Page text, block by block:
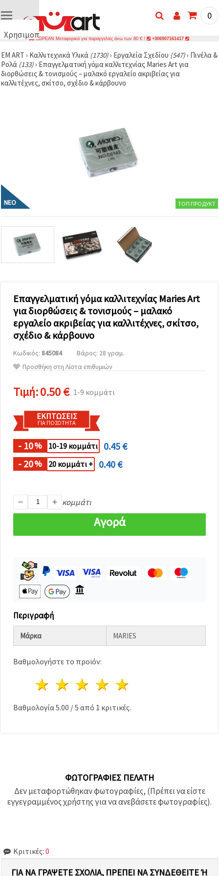
Χρησιμοποιούμε
🍪
Χρησιμοποιούμε
cookies και
παρόμοιες
συγκατάθεσή
σας, να
αναλύουμε
την
προβάλλουμε
πιο σχετικό
περιεχόμενο
και
συνεργατών
μας για
αναλύσεις
μάρκετινγκ.
Μπορείτε
συμφωνήσετε
όλα τα
cookies
κλικ στον
ιστότοπο!
καθορίστε
προτιμήσεις
σας στις
ρυθμίσεις
cookies και
κάνοντας
Στον
ιστότοπο!
Ρυθμίσεις
0
ΔΩΡΕΑΝ Μεταφορικά για παραγγελίες άνω των 80 € ! +306907161417
EM ART › Καλλιτεχνικά Υλικά (1730)› Εργαλεία Σχεδίου (547)› Πινέλα &
Ρολά (133)› Επαγγελματική γόμα καλλιτεχνίας Maries Art για
διορθώσεις & τονισμούς – μαλακό εργαλείο ακριβείας για
καλλιτέχνες, σκίτσο, σχέδιο & κάρβουνο
ΝΈΟ ТОП ПРОДУКТ
Επαγγελματική γόμα καλλιτεχνίας Maries Art
για διορθώσεις & τονισμούς – μαλακό
εργαλείο ακριβείας για καλλιτέχνες, σκίτσο,
σχέδιο & κάρβουνο
Κωδικός: 845084
Βάρος: 28 γραμ..
Προσθήκη στη Λίστα επιθυμιών
Τιμή:0.50 € 1-9 κομμάτι
ΕΚΠΤΏΣΕΙΣ
ΓΙΑ ΠΟΣΌΤΗΤΑ
- 10% 10-19 κομμάτι
0.45 €
- 20% 20 κομμάτι + 0.40 €
κομμάτι
Αγορά
Περιγραφή
Μάρκα MARIES
Βαθμολογήστε το προϊόν:
4 Αστέρια
3 Αστέρια
2 Αστέρια
1 Αστέρι
Βαθμολογία 5.00 /5 από 1 κριτικές.
ΦΩΤΟΓΡΑΦΊΕΣ ΠΕΛΆΤΗ
Δεν μεταφορτώθηκαν φωτογραφίες, (Πρέπει να είστε
εγγεγραμμένος χρήστης για να ανεβάσετε φωτογραφίες).
Κριτικές: 0
ΓΙΑ ΝΑ ΓΡΆΨΕΤΕ ΣΧΌΛΙΑ, ΠΡΈΠΕΙ ΝΑ ΣΥΝΔΕΘΕΊΤΕ Ή Ν